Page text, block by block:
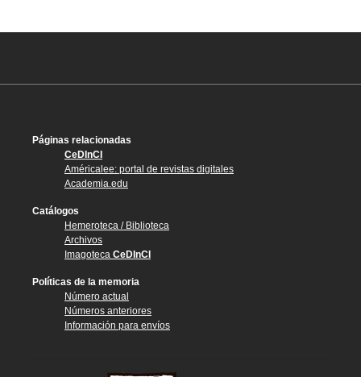
Páginas relacionadas
CeDInCI
Américalee: portal de revistas digitales
Academia.edu
Catálogos
Hemeroteca / Biblioteca
Archivos
Imagoteca CeDInCI
Políticas de la memoria
Número actual
Números anteriores
Información para envíos